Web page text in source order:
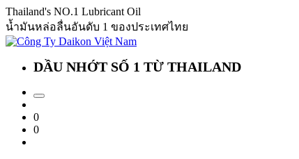
Thailand's NO.1 Lubricant Oil
น้ำมันหล่อลื่นอันดับ 1 ของประเทศไทย
DẦU NHỚT SỐ 1 TỪ THAILAND
0
0